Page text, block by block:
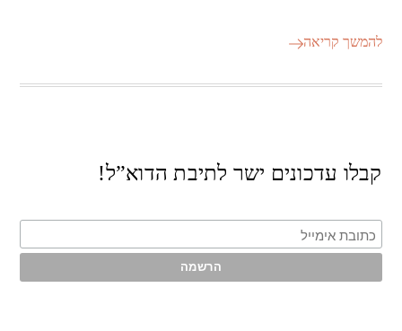
להמשך קריאה
קבלו עדכונים ישר לתיבת הדוא”ל!